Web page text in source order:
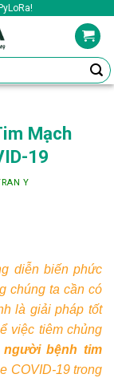
Mạch
19
Y
diễn biến phức
chúng ta cần có
là giải pháp tốt
việc tiêm chủng
bệnh tim
COVID-19 trong